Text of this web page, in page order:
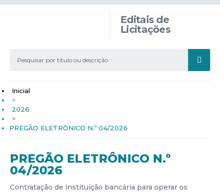
Editais de
Licitações
Inicial
>
2026
>
PREGÃO ELETRÔNICO N.º 04/2026
PREGÃO ELETRÔNICO N.º
04/2026
Contratação de instituição bancária para operar os